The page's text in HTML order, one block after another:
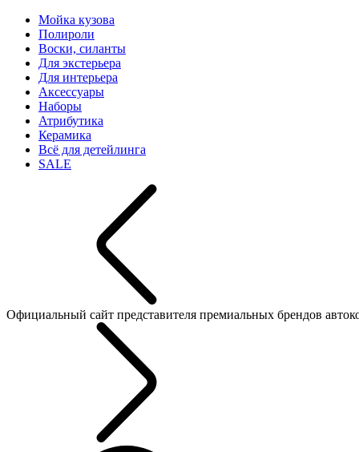
Мойка кузова
Полироли
Воски, силанты
Для экстерьера
Для интерьера
Аксессуары
Наборы
Атрибутика
Керамика
Всё для детейлинга
SALE
Официальный сайт представителя премиальных брендов